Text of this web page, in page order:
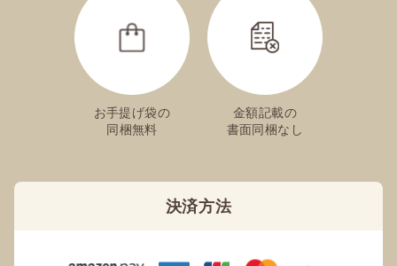
絵柄入りのカステラは注文できますか？
可能でございます。
ご出産祝いやお誕生日祝い、長寿祝いなど、ご
ます。
こちらのページからご注文ください。
承りかねます。
お手提げ袋の
同梱無料
金額記載の
書面同梱なし
決済方法